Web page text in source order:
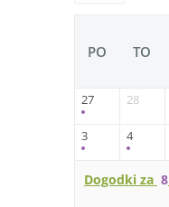
PO TO
27 28
3 4
Dogodki za 8